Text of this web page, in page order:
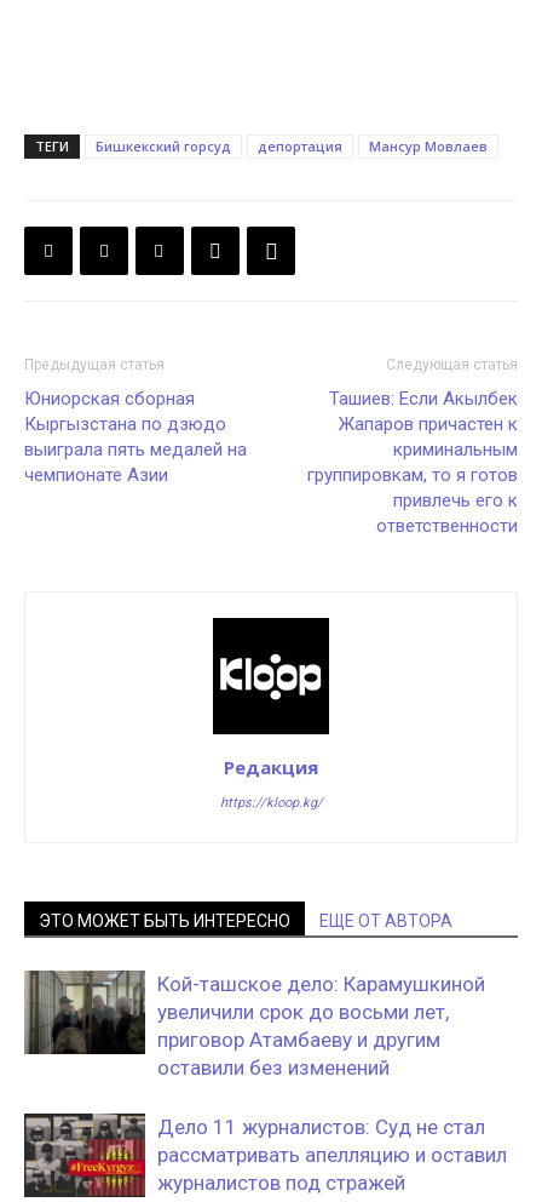
ТЕГИ Бишкекский горсуд депортация Мансур Мовлаев
Предыдущая статья
Юниорская сборная
Кыргызстана по дзюдо
выиграла пять медалей на
чемпионате Азии
Следующая статья
Ташиев: Если Акылбек
Жапаров причастен к
криминальным
группировкам, то я готов
привлечь его к
ответственности
Редакция
https://kloop.kg/
ЭТО МОЖЕТ БЫТЬ ИНТЕРЕСНО ЕЩЕ ОТ АВТОРА
Кой-ташское дело: Карамушкиной
увеличили срок до восьми лет,
приговор Атамбаеву и другим
оставили без изменений
Дело 11 журналистов: Суд не стал
рассматривать апелляцию и оставил
журналистов под стражей